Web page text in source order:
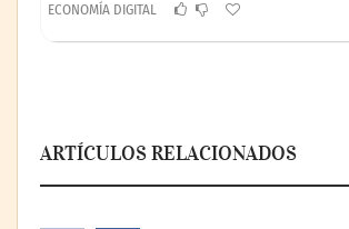
ECONOMÍA DIGITAL
ARTÍCULOS RELACIONADOS